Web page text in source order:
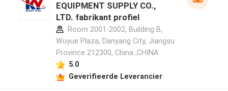
EQUIPMENT SUPPLY CO.,
LTD. fabrikant profiel
Room 2001-2002, Building B,
Wuyue Plaza, Danyang City, Jiangsu
Province 212300, China ,CHINA
5.0
Geverifieerde Leverancier